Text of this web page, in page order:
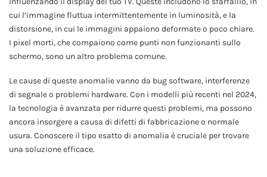
cui l’immagine fluttua intermittentemente in luminosità, e la
distorsione, in cui le immagini appaiono deformate o poco chiare.
I pixel morti, che compaiono come punti non funzionanti sullo
schermo, sono un altro problema comune.
Le cause di queste anomalie vanno da bug software, interferenze
di segnale o problemi hardware. Con i modelli più recenti nel 2024,
la tecnologia è avanzata per ridurre questi problemi, ma possono
ancora insorgere a causa di difetti di fabbricazione o normale
usura. Conoscere il tipo esatto di anomalia è cruciale per trovare
una soluzione efficace.